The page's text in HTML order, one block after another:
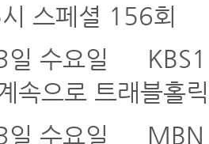
스페셜 156회
수요일
KBS1
속으로 트래블홀
수요일